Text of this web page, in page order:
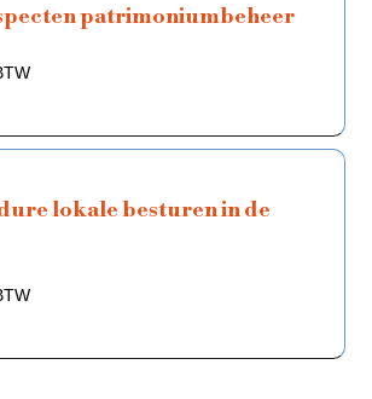
patrimoniumbeheer
lokale besturen in de